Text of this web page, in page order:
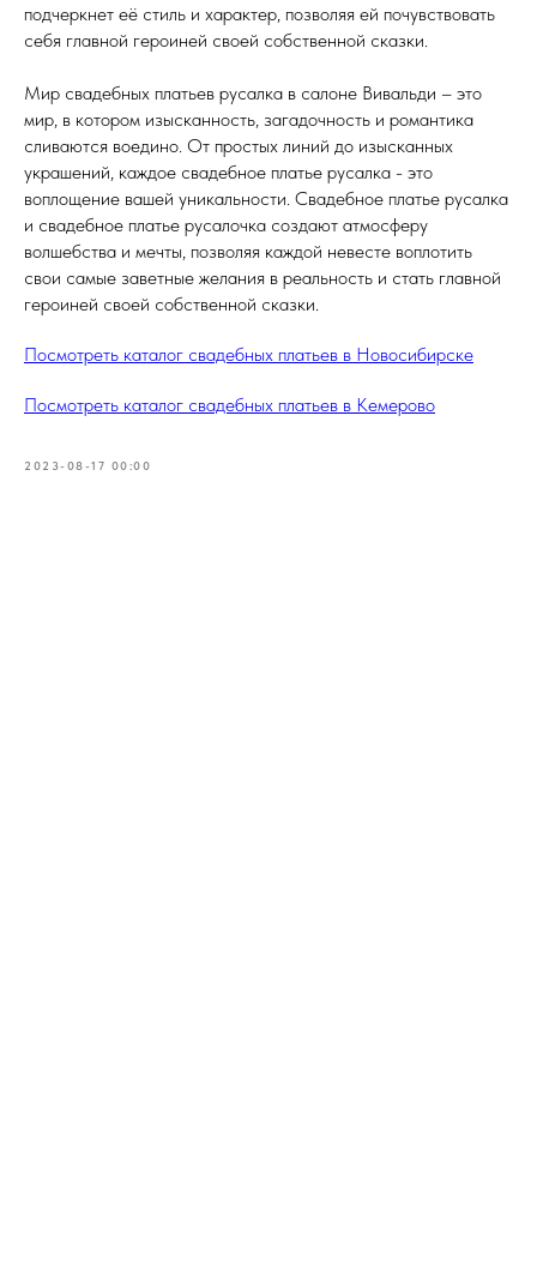
подчеркнет её стиль и характер, позволяя ей почувствовать
себя главной героиней своей собственной сказки.
Мир свадебных платьев русалка в салоне Вивальди – это
мир, в котором изысканность, загадочность и романтика
сливаются воедино. От простых линий до изысканных
украшений, каждое свадебное платье русалка - это
воплощение вашей уникальности. Свадебное платье русалка
и свадебное платье русалочка создают атмосферу
волшебства и мечты, позволяя каждой невесте воплотить
свои самые заветные желания в реальность и стать главной
героиней своей собственной сказки.
Посмотреть каталог свадебных платьев в Новосибирске
Посмотреть каталог свадебных платьев в Кемерово
2023-08-17 00:00